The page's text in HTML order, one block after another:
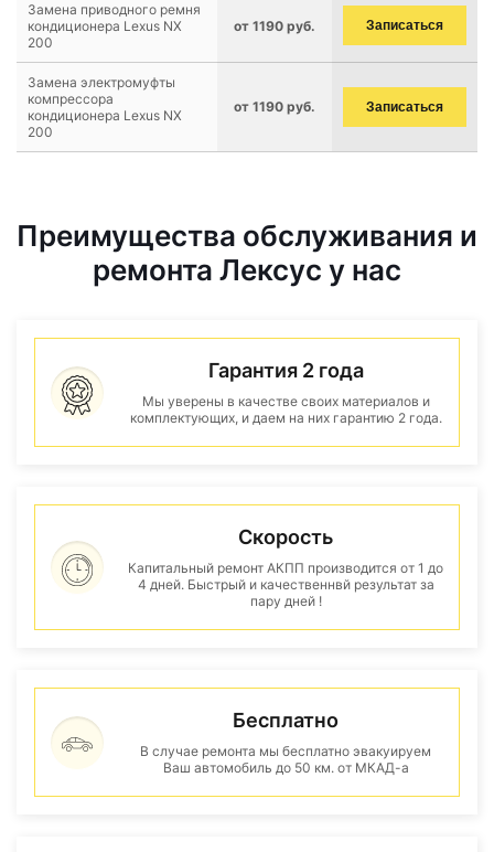
Замена приводного ремня
кондиционера Lexus NX
200
от 1190 руб. Записаться
Замена электромуфты
компрессора
кондиционера Lexus NX
200
от 1190 руб. Записаться
Преимущества обслуживания и
ремонта Лексус у нас
Гарантия 2 года
Мы уверены в качестве своих материалов и
комплектующих, и даем на них гарантию 2 года.
Скорость
Капитальный ремонт АКПП производится от 1 до
4 дней. Быстрый и качественнвй результат за
пару дней !
Бесплатно
В случае ремонта мы бесплатно эвакуируем
Ваш автомобиль до 50 км. от МКАД-а